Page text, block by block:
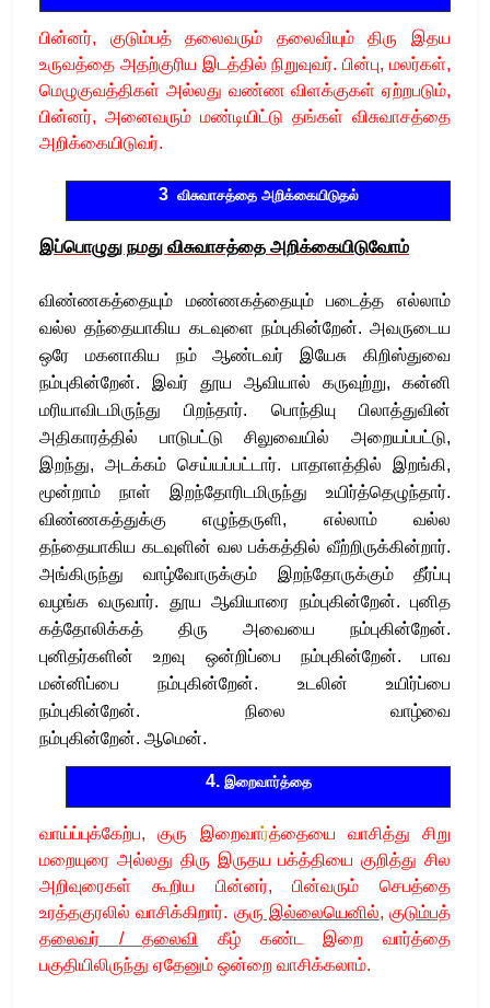
பின்னர், குடும்பத் தலைவரும் தலைவியும் திரு இதய
உருவத்தை அதற்குரிய இடத்தில் நிறுவுவர். பின்பு, மலர்கள்,
மெழுகுவத்திகள் அல்லது வண்ண விளக்குகள் ஏற்றபடும்,
பின்னர், அனைவரும் மண்டியிட்டு தங்கள் விசுவாசத்தை
அறிக்கையிடுவர்.
3விசுவாசத்தை அறிக்கையிடுதல்
இப்பொழுது நமது விசுவாசத்தை அறிக்கையிடுவோம்
விண்ணகத்தையும் மண்ணகத்தையும் படைத்த எல்லாம்
வல்ல தந்தையாகிய கடவுளை நம்புகின்றேன். அவருடைய
ஒரே மகனாகிய நம் ஆண்டவர் இயேசு கிறிஸ்துவை
நம்புகின்றேன். இவர் தூய ஆவியால் கருவுற்று, கன்னி
மரியாவிடமிருந்து பிறந்தார். பொந்தியு பிலாத்துவின்
அதிகாரத்தில் பாடுபட்டு சிலுவையில் அறையப்பட்டு,
இறந்து, அடக்கம் செய்யப்பட்டார். பாதாளத்தில் இறங்கி,
மூன்றாம் நாள் இறந்தோரிடமிருந்து உயிர்த்தெழுந்தார்.
விண்ணகத்துக்கு எழுந்தருளி, எல்லாம் வல்ல
தந்தையாகிய கடவுளின் வல பக்கத்தில் வீற்றிருக்கின்றார்.
அங்கிருந்து வாழ்வோருக்கும் இறந்தோருக்கும் தீர்ப்பு
வழங்க வருவார். தூய ஆவியாரை நம்புகின்றேன். புனித
கத்தோலிக்கத் திரு அவையை நம்புகின்றேன்.
புனிதர்களின் உறவு ஒன்றிப்பை நம்புகின்றேன். பாவ
மன்னிப்பை நம்புகின்றேன். உடலின் உயிர்ப்பை
நம்புகின்றேன். நிலை வாழ்வை
நம்புகின்றேன். ஆமென்.
4.இறைவார்த்தை
வாய்ப்புக்கேற்ப, குரு இறைவார்த்தையை வாசித்து சிறு
மறையுரை அல்லது திரு இருதய பக்த்தியை குறித்து சில
அறிவுரைகள் கூறிய பின்னர்,பின்வரும் செபத்தை
உரத்தகுரலில் வாசிக்கிறார். குரு இல்லையெனில், குடும்பத்
தலைவர் /தலைவி
கீழ் கண்ட இறை வார்த்தை
பகுதியிலிருந்து ஏதேனும் ஒன்றை வாசிக்கலாம்.